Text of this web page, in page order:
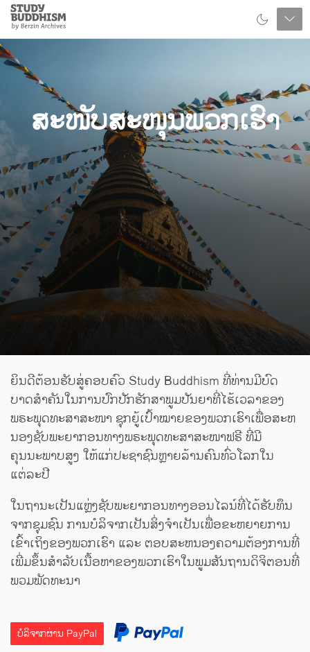
Close
Study
Buddhism
Home
ສະໜັບສະໜຸນພວກເຮົາ
ຍິນ​ດີ​ຕ້ອນ​ຮັບ​ສູ່​ຄອບ​ຄົວ Study Buddhism ​ທີ່​ທ່ານ​ມີ​ບົດ​
ບາດ​ສໍາ​ຄັນ​ໃນ​ການ​ປົກ​ປັກ​ຮັກ​ສາ​ພູມປັນ​ຍາ​ທີ່​ໄຮ້ເວລາ​ຂອງ​
ພຣະພຸດທະສາສະໜາ ຊຸກຍູ້ເປົ້າໝາຍຂອງພວກເຮົາເພື່ອສະຫ
ນອງຊັບພະຍາກອນທາງພຣະພຸດທະສາສະໜາຟຣີ ທີ່ມີ
ຄຸນນະພາບສູງ ໃຫ້ແກ່ປະຊາຊົນຫຼາຍລ້ານຄົນທົ່ວໂລກໃນ
ແຕ່ລະປີ
ໃນຖານະເປັນແຫຼ່ງຊັບພະຍາກອນທາງອອນໄລນ໌ທີ່ໄດ້ຮັບທຶນ
ຈາກຊຸມຊົນ ການບໍລິຈາກເປັນສິ່ງຈໍາເປັນເພື່ອຂະຫຍາຍການ
ເຂົ້າເຖິງຂອງພວກເຮົາ ແລະ ຕອບສະຫນອງຄວາມຕ້ອງການທີ່
ເພີ່ມຂຶ້ນສໍາລັບເນື້ອຫາຂອງພວກເຮົາໃນພູມສັນຖານດິຈິຕອນທີ່
ພວມພັດທະນາ
ບໍລິຈາກຜ່ານ PayPal